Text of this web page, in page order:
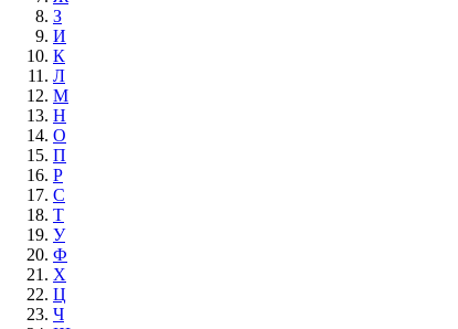
З
И
К
Л
М
Н
О
П
Р
С
Т
У
Ф
Х
Ц
Ч